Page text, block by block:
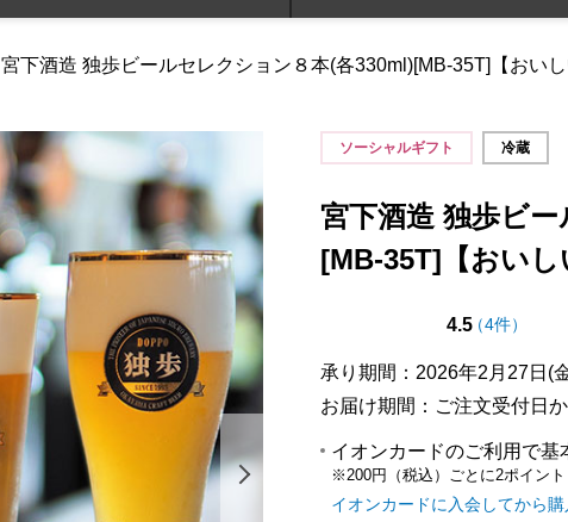
宮下酒造 独歩ビールセレクション８本(各330ml)[MB-35T]【おいし
次の画像を表示する
ソーシャルギフト 冷蔵
宮下酒造 独歩ビ
[MB-35T]【おいし
4.5点（5点満
（4件の評価
）
承り期間：2026年2月27日(
お届け期間：ご注文受付日
イオンカードのご利用で基
※200円（税込）ごとに2ポイント
イオンカードに入会してから購